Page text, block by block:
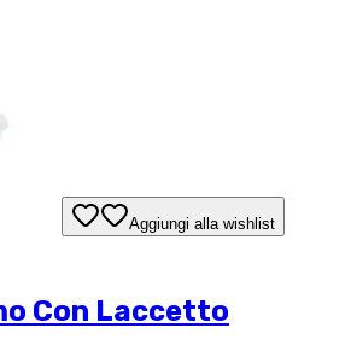
Aggiungi alla wishlist
Con Laccetto